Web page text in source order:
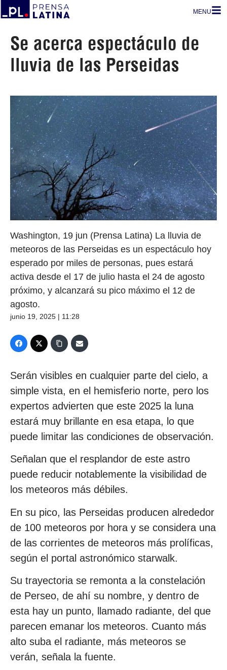
MENU
Se acerca espectáculo de
lluvia de las Perseidas
Washington, 19 jun (Prensa Latina) La lluvia de
meteoros de las Perseidas es un espectáculo hoy
esperado por miles de personas, pues estará
activa desde el 17 de julio hasta el 24 de agosto
próximo, y alcanzará su pico máximo el 12 de
agosto.
junio 19, 2025 | 11:28
Serán visibles en cualquier parte del cielo, a
simple vista, en el hemisferio norte, pero los
expertos advierten que este 2025 la luna
estará muy brillante en esa etapa, lo que
puede limitar las condiciones de observación.
Señalan que el resplandor de este astro
puede reducir notablemente la visibilidad de
los meteoros más débiles.
En su pico, las Perseidas producen alrededor
de 100 meteoros por hora y se considera una
de las corrientes de meteoros más prolíficas,
según el portal astronómico starwalk.
Su trayectoria se remonta a la constelación
de Perseo, de ahí su nombre, y dentro de
esta hay un punto, llamado radiante, del que
parecen emanar los meteoros. Cuanto más
alto suba el radiante, más meteoros se
verán, señala la fuente.